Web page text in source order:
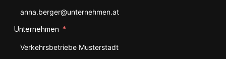
Unternehmen